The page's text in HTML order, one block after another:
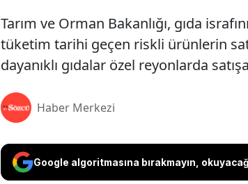
Tarım ve Orman Bakanlığı, gıda
tüketim tarihi geçen riskli ürünlerin
dayanıklı gıdalar özel reyonlarda
Haber Merkezi
Google algoritmasına bırakmayın,